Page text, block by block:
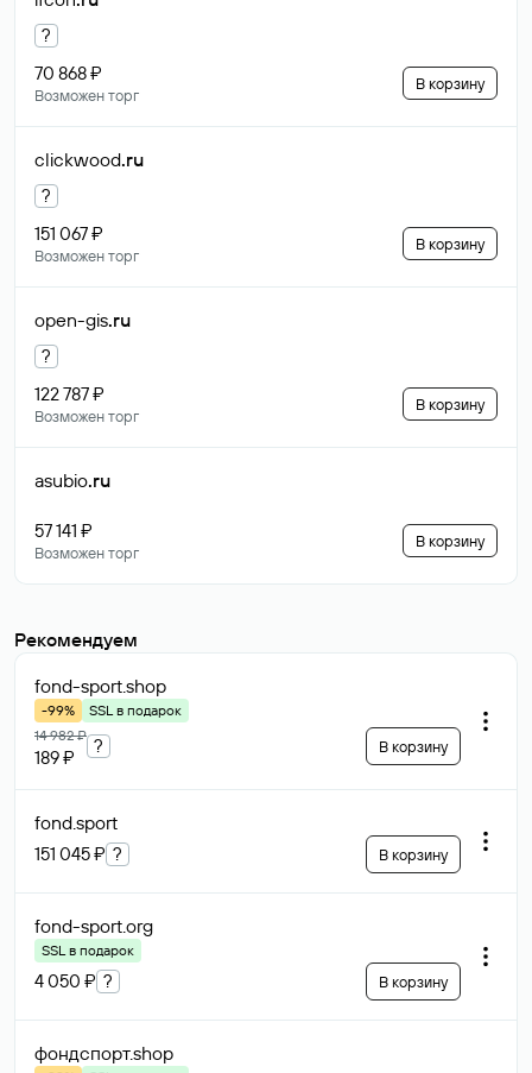
?
70 868 ₽
Возможен торг
В корзину
clickwood.ru
?
151 067 ₽
Возможен торг
В корзину
open-gis.ru
?
122 787 ₽
Возможен торг
В корзину
asubio.ru
57 141 ₽
Возможен торг
В корзину
Рекомендуем
fond-sport.shop
-99%
SSL в подарок
14 982 ₽
189 ₽
? В корзину
fond.sport
151 045 ₽ ? В корзину
fond-sport.org
SSL в подарок
4 050 ₽ ? В корзину
фондспорт.shop